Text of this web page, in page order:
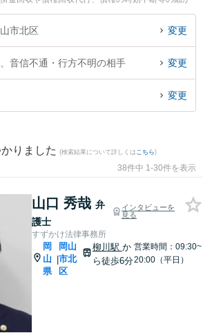
き便利です。特にすずかけ法律事務所の山口 秀哉
の片山 雄太弁護士、すずかけ法律事務所の宮平 靖
に相談したい』『音信不通・行方不明の相手への
績豊富な近くの弁護士を検索したい』『初回相談
相手への債権回収を法律相談できる岡山市北区内
市北区 変更
音信不通・行方不明の相手 変更
変更
りました (検索結果について詳しくは こちら)
38件中 1-30件を表示
山口 秀哉 弁
護士
インタビューを
見る
すずかけ法律事務所
岡
山
県
|
岡山
市北
区
柳川駅 か
ら徒歩6分
営業時間：09:30~
20:00（平日）